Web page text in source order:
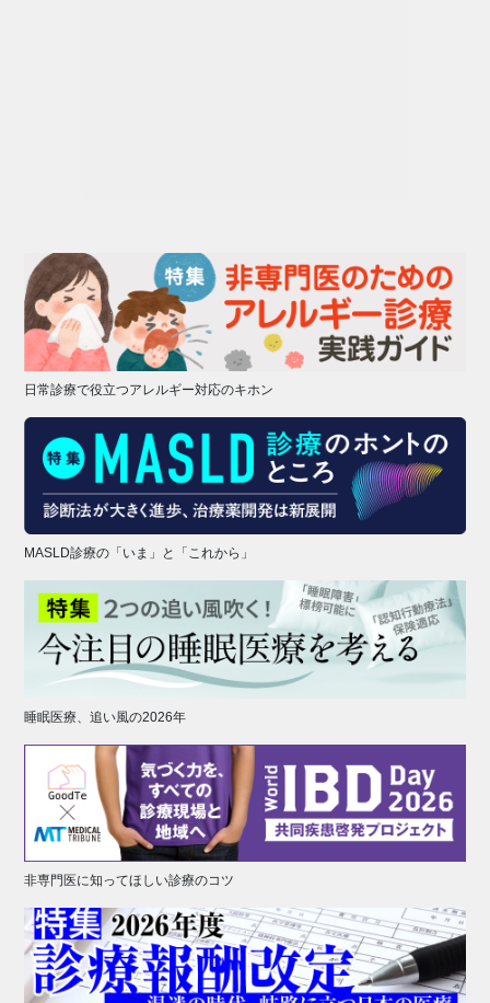
日常診療で役立つアレルギー対応のキホン
MASLD診療の「いま」と「これから」
睡眠医療、追い風の2026年
非専門医に知ってほしい診療のコツ